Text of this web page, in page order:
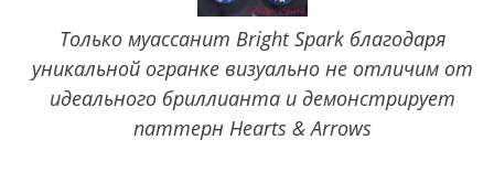
Только муассанит Bright Spark благодаря
уникальной огранке визуально не отличим от
идеального бриллианта и демонстрирует
паттерн Hearts & Arrows